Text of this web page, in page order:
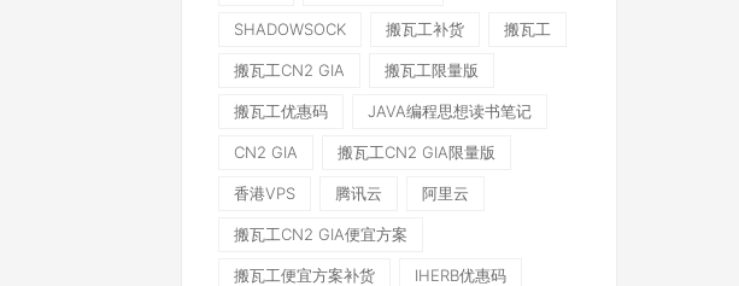
SHADOWSOCK 搬瓦工补货 搬瓦工
搬瓦工CN2 GIA 搬瓦工限量版
搬瓦工优惠码 JAVA编程思想读书笔记
CN2 GIA 搬瓦工CN2 GIA限量版
香港VPS 腾讯云 阿里云
搬瓦工CN2 GIA便宜方案
搬瓦工便宜方案补货 IHERB优惠码